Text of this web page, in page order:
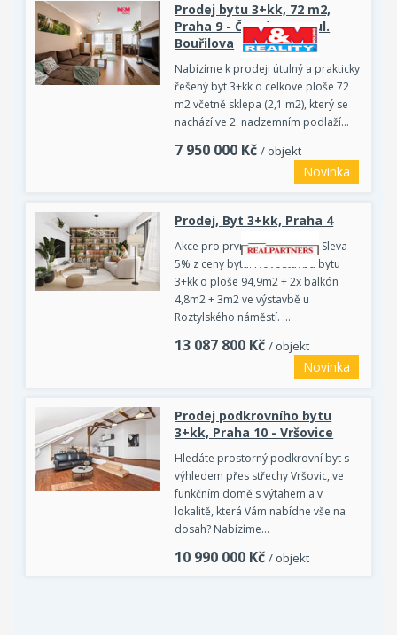
Prodej bytu 3+kk, 72 m2,
Praha 9 - Černý Most, ul.
Bouřilova
Nabízíme k prodeji útulný a prakticky
řešený byt 3+kk o celkové ploše 72
m2 včetně sklepa (2,1 m2), který se
nachází ve 2. nadzemním podlaží…
7 950 000 Kč / objekt
Novinka
Prodej, Byt 3+kk, Praha 4
Akce pro prvních 5 zájemců - Sleva
5% z ceny bytu. Novostavba bytu
3+kk o ploše 94,9m2 + 2x balkón
4,8m2 + 3m2 ve výstavbě u
Roztylského náměstí. …
13 087 800 Kč / objekt
Novinka
Prodej podkrovního bytu
3+kk, Praha 10 - Vršovice
Hledáte prostorný podkrovní byt s
výhledem přes střechy Vršovic, ve
funkčním domě s výtahem a v
lokalitě, která Vám nabídne vše na
dosah? Nabízíme…
10 990 000 Kč / objekt